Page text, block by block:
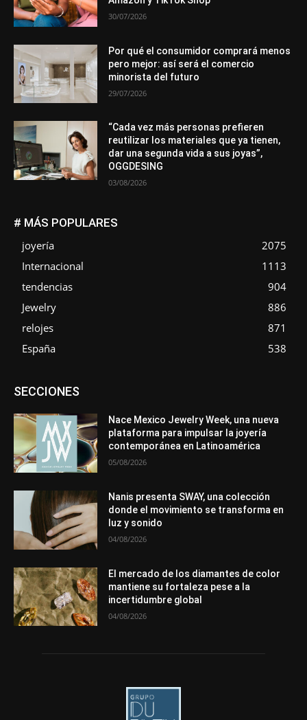
30/07/2026
Por qué el consumidor comprará menos
pero mejor: así será el comercio
minorista del futuro
29/07/2026
“Cada vez más personas prefieren
reutilizar los materiales que ya tienen,
dar una segunda vida a sus joyas”,
OGGDESING
03/08/2026
# MÁS POPULARES
joyería
2075
Internacional
1113
tendencias
904
Jewelry
886
relojes
871
España
538
SECCIONESAsociaciones
Entrevistas
Mundo Técnico
Novedades Opiniones
Perspectiva
Premios
Secciones Sin categoría
Sucesos
Más
Nace Mexico Jewelry Week, una nueva
plataforma para impulsar la joyería
contemporánea en Latinoamérica
05/08/2026
Nanis presenta SWAY, una colección
donde el movimiento se transforma en
luz y sonido
04/08/2026
El mercado de los diamantes de color
mantiene su fortaleza pese a la
incertidumbre global
04/08/2026